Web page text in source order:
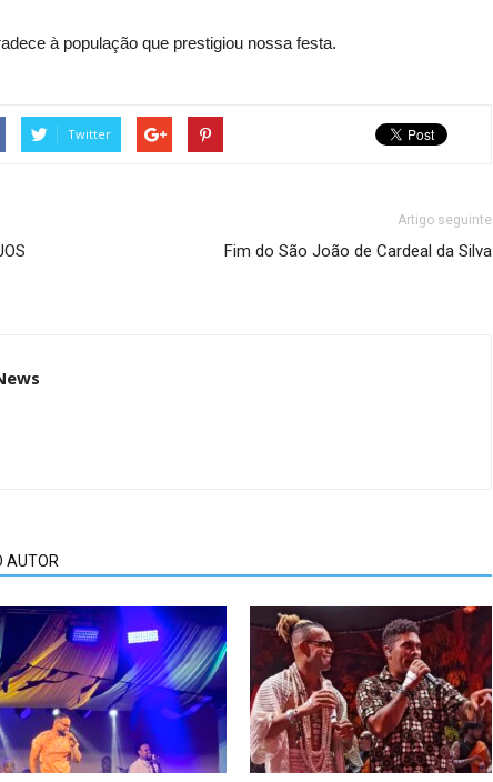
à população que prestigiou nossa festa.
Twitter
Artigo seguinte
Fim do São João de Cardeal da Silva
AUTOR